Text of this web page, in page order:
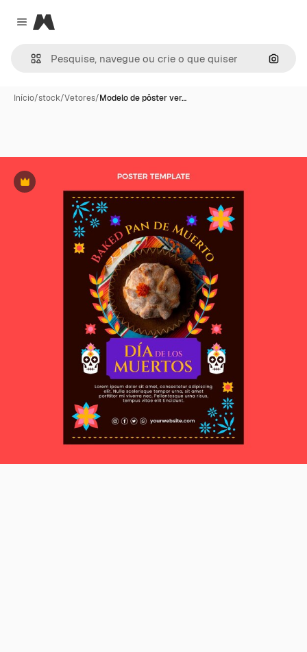
Close menu
Magnific
Início/stock/Vetores/Modelo de pôster ver…
Premium